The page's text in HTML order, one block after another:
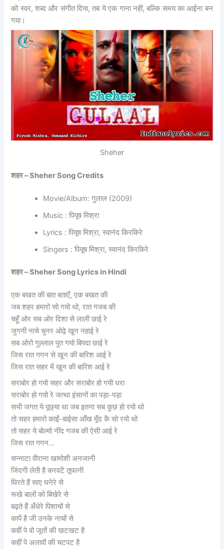
को स्वर, शब्द और संगीत दिया, तब ये एक गाना नहीं, बल्कि समय का आईना बन
गया।
Sheher
शहर – Sheher Song Credits
Movie/Album: गुलाल (2009)
Music : पियूष मिश्रा
Lyrics : पियूष मिश्रा, स्वानंद किरकिरे
Singers : पियूष मिश्रा, स्वानंद किरकिरे
शहर – Sheher Song Lyrics in Hindi
एक बखत की बात बताएँ, एक बखत की
जब शहर हमारो सो गयो थो, रात गजब की
चहूँ ओर सब ओर दिशा से लाली छाई रे
जुगनी नाचे चुनर ओढ़े खून नहाई रे
सब ओरो गुल्लाल पुत गयो बिपदा छाई रे
जिस रात गगन से खून की बारिश आई रे
जिस रात सहर में खून की बारिश आई रे
सराबोर हो गयो सहर और सराबोर हो गयी धरा
सराबोर हो गयो रे जत्था इंसानों का पड़ा-पड़ा
सभी जगत ये पूछ्या था जब इतना सब कुछ हो रयो थो
तो सहर हमारो काईं-बाईसा आँख मूँद कै सो रयो थो
तो सहर ये बोल्यो नींद गजब की ऐसी आई रे
जिस रात गगन…
सन्नाटा वीराना खामोशी अनजानी
जिंदगी लेती है करवटें तूफानी
घिरते हैं साए घनेरे से
रूखे बालों को बिखेरे से
बढ़ते हैं अँधेरे पिशाचों से
कापें है जी उनके नाचों से
कहीं पे वो जूतों की खटखट है
कहीं पे अलावों की चटपट है